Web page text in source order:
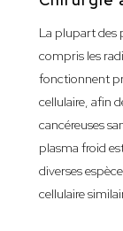
La plupart des
compris les
fonctionnent
cellulaire, afin
cancéreuses
plasma froid
diverses
cellulaire